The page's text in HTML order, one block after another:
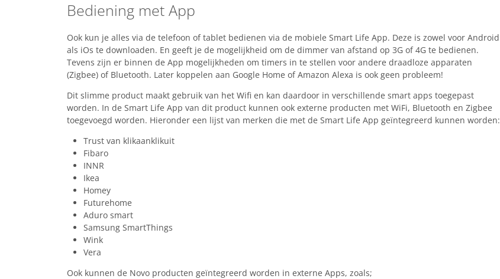
Bediening met App
Ook kun je alles via de telefoon of tablet bedienen via de mobiele Smart Life App. Deze is zowel voor Android
als iOs te downloaden. En geeft je de mogelijkheid om de dimmer van afstand op 3G of 4G te bedienen.
Tevens zijn er binnen de App mogelijkheden om timers in te stellen voor andere draadloze apparaten
(Zigbee) of Bluetooth. Later koppelen aan Google Home of Amazon Alexa is ook geen probleem!
Dit slimme product maakt gebruik van het Wifi en kan daardoor in verschillende smart apps toegepast
worden. In de Smart Life App van dit product kunnen ook externe producten met WiFi, Bluetooth en Zigbee
toegevoegd worden. Hieronder een lijst van merken die met de Smart Life App geïntegreerd kunnen worden:
Trust van klikaanklikuit
Fibaro
INNR
Ikea
Homey
Futurehome
Aduro smart
Samsung SmartThings
Wink
Vera
Ook kunnen de Novo producten geïntegreerd worden in externe Apps, zoals;